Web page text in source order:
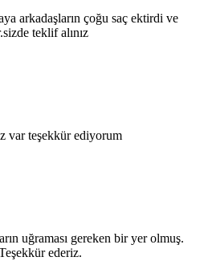
arkadaşların çoğu saç ektirdi ve
teklif alınız
var teşekkür ediyorum
uğraması gereken bir yer olmuş.
ederiz.